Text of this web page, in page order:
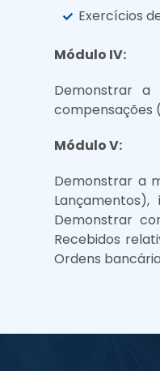
Exercícios
Módulo IV:
Demonstrar
compensações
Módulo V:
Demonstrar a
Demonstrar
Recebidos
Ordens